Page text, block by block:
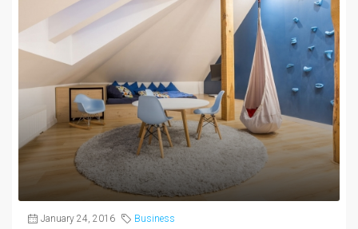
January 24, 2016 Business